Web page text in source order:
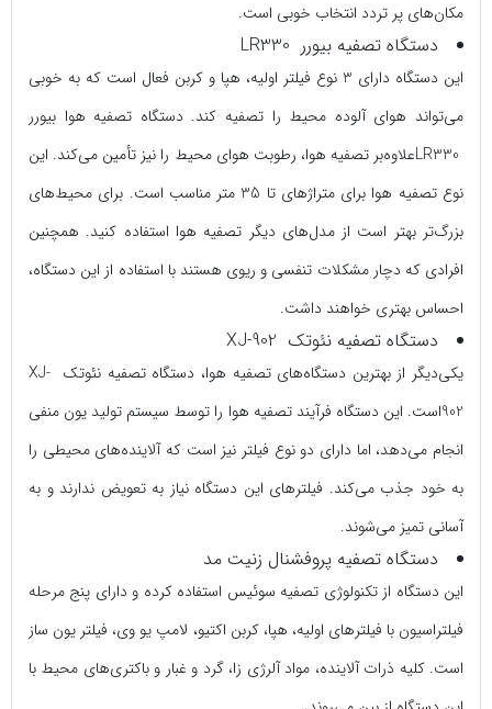
مکان‌های پر تردد انتخاب خوبی است.
دستگاه تصفیه بیورر LR330
این دستگاه دارای 3 نوع فیلتر اولیه، هپا و کربن فعال است که به خوبی
می‌تواند هوای آلوده محیط را تصفیه کند. دستگاه تصفیه هوا بیورر
LR330علاوه‌بر تصفیه هوا، رطوبت هوای محیط را نیز تأمین می‌کند. این
نوع تصفیه هوا برای متراژهای تا 35 متر مناسب است. برای محیط‌های
بزرگ‌تر بهتر است از مدل‌های دیگر تصفیه هوا استفاده کنید. همچنین
افرادی که دچار مشکلات تنفسی و ریوی هستند با استفاده از این دستگاه،
احساس بهتری خواهند داشت.
دستگاه تصفیه نئوتک XJ-902
یکی‌دیگر از بهترین دستگاه‌های تصفیه هوا، دستگاه تصفیه نئوتک XJ-
902است. این دستگاه فرآیند تصفیه هوا را توسط سیستم تولید یون منفی
انجام می‌دهد، اما دارای دو نوع فیلتر نیز است که آلاینده‌های محیطی را
به خود جذب می‌کند. فیلترهای این دستگاه نیاز به تعویض ندارند و به
آسانی تمیز می‌شوند.
دستگاه تصفیه پروفشنال زنیت مد
این دستگاه از تکنولوژی تصفیه سوئیس استفاده کرده و دارای پنج مرحله
فیلتراسیون با فیلترهای اولیه، هپا، کربن اکتیو، لامپ یو وی، فیلتر یون ساز
است. کلیه ذرات آلاینده، مواد آلرژی زا، گرد و غبار و باکتری‌های محیط با